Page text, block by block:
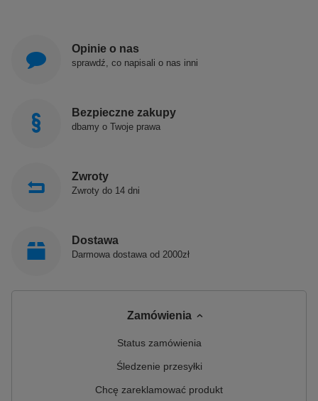
Opinie o nas
sprawdź, co napisali o nas inni
Bezpieczne zakupy
dbamy o Twoje prawa
Zwroty
Zwroty do 14 dni
Dostawa
Darmowa dostawa od 2000zł
Zamówienia
Status zamówienia
Śledzenie przesyłki
Chcę zareklamować produkt